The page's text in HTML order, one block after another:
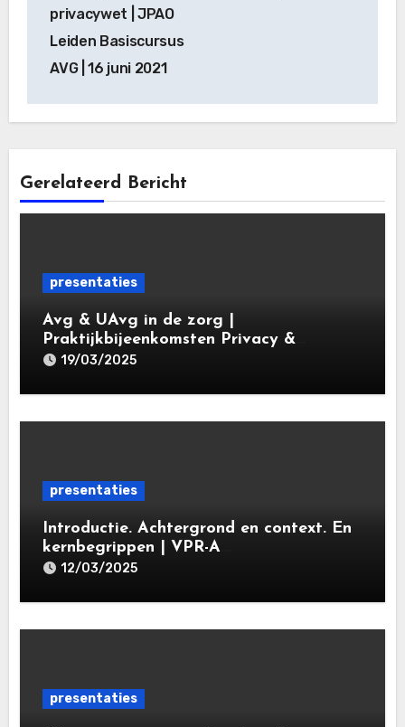
privacywet | JPAO
Leiden Basiscursus
AVG | 16 juni 2021
Gerelateerd Bericht
presentaties
Avg & UAvg in de zorg |
Praktijkbijeenkomsten Privacy &
Gegevensbescherming in de Zorg 2025 |
19/03/2025
presentaties
Introductie. Achtergrond en context. En
kernbegrippen | VPR-A
specialisatieopleiding Privacy- en
Leiden Law Academy 18 maart 2025
12/03/2025
presentaties